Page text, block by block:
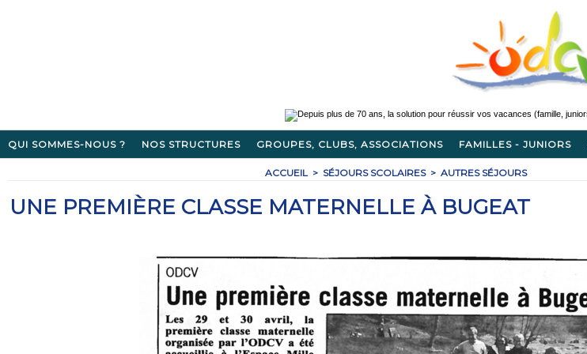
QUI SOMMES-NOUS ? NOS STRUCTURES GROUPES, CLUBS, ASSOCIATIONS FAMILLES - JUNIORS
ACCUEIL > SÉJOURS SCOLAIRES > AUTRES SÉJOURS
UNE PREMIÈRE CLASSE MATERNELLE À BUGEAT